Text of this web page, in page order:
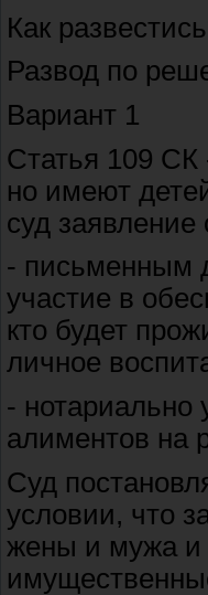
Как
Развод по
Вариант 1
Статья 109 СК
но имеют
суд
- письменным
участие в
кто будет
личное
- нотариально
алиментов на
Суд
условии, что
жены и мужа и